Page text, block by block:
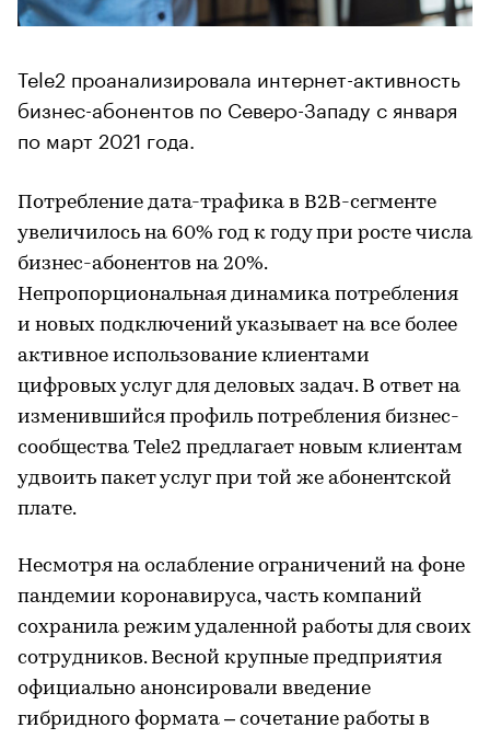
Tele2 проанализировала интернет-активность
бизнес-абонентов по Северо-Западу с января
по март 2021 года.
Потребление дата-трафика в B2B-сегменте
увеличилось на 60% год к году при росте числа
бизнес-абонентов на 20%.
Непропорциональная динамика потребления
и новых подключений указывает на все более
активное использование клиентами
цифровых услуг для деловых задач. В ответ на
изменившийся профиль потребления бизнес-
сообщества Tele2 предлагает новым клиентам
удвоить пакет услуг при той же абонентской
плате.
Несмотря на ослабление ограничений на фоне
пандемии коронавируса, часть компаний
сохранила режим удаленной работы для своих
сотрудников. Весной крупные предприятия
официально анонсировали введение
гибридного формата – сочетание работы в